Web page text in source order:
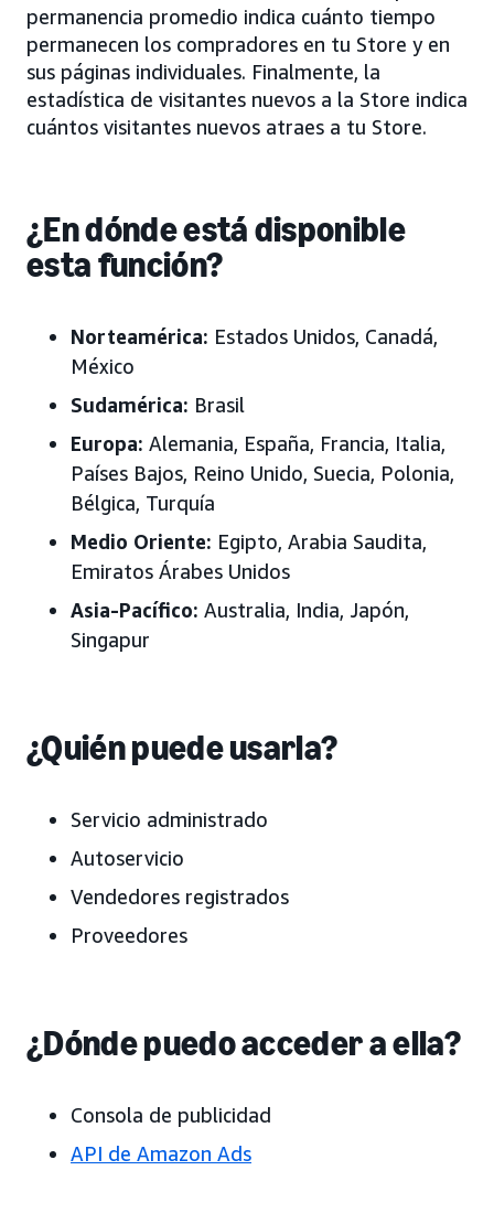
permanencia promedio indica cuánto tiempo
permanecen los compradores en tu Store y en
sus páginas individuales. Finalmente, la
estadística de visitantes nuevos a la Store indica
cuántos visitantes nuevos atraes a tu Store.
¿En dónde está disponible
esta función?
Norteamérica: Estados Unidos, Canadá,
México
Sudamérica: Brasil
Europa: Alemania, España, Francia, Italia,
Países Bajos, Reino Unido, Suecia, Polonia,
Bélgica, Turquía
Medio Oriente: Egipto, Arabia Saudita,
Emiratos Árabes Unidos
Asia-Pacífico: Australia, India, Japón,
Singapur
¿Quién puede usarla?
Servicio administrado
Autoservicio
Vendedores registrados
Proveedores
¿Dónde puedo acceder a ella?
Consola de publicidad
API de Amazon Ads